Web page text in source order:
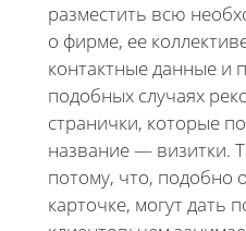
разместить всю
о фирме, ее
контактные данные и
подобных случаях
странички, которые
название — визитки.
потому, что, подобно
карточке, могут дать